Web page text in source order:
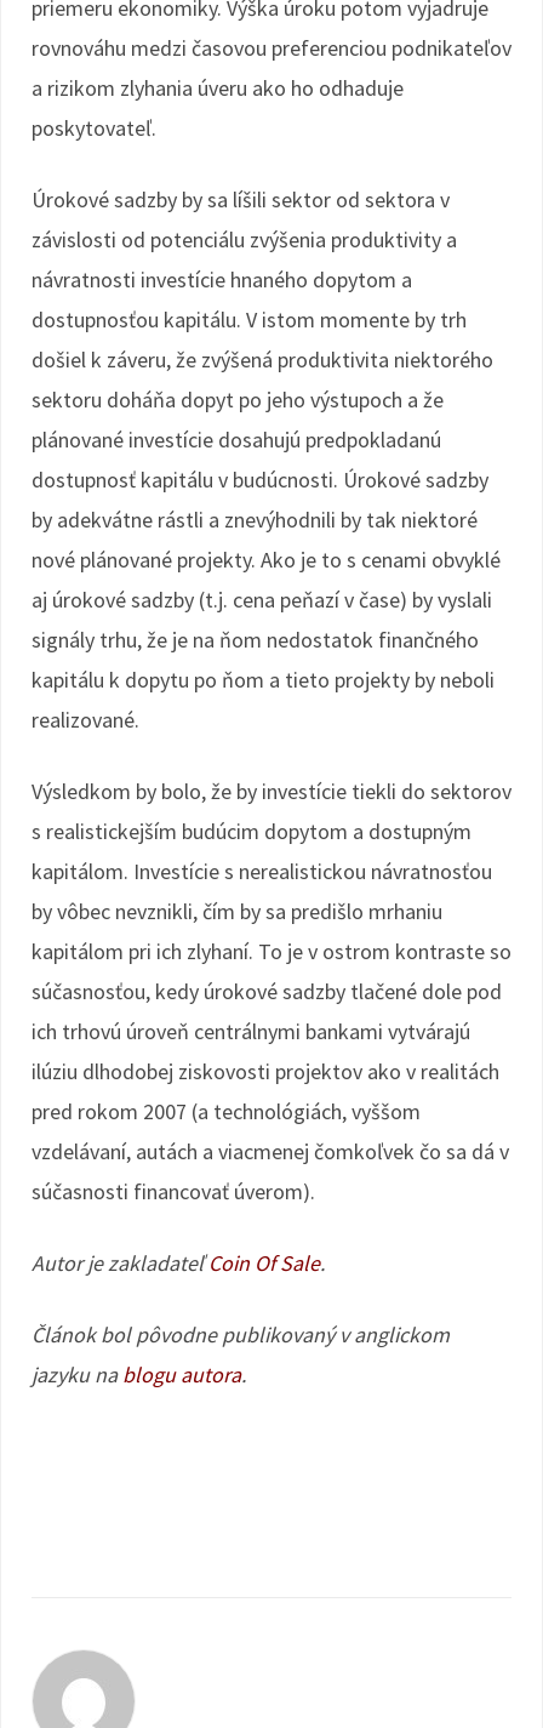
priemeru ekonomiky. Výška úroku potom vyjadruje
rovnováhu medzi časovou preferenciou podnikateľov
a rizikom zlyhania úveru ako ho odhaduje
poskytovateľ.
Úrokové sadzby by sa líšili sektor od sektora v
závislosti od potenciálu zvýšenia produktivity a
návratnosti investície hnaného dopytom a
dostupnosťou kapitálu. V istom momente by trh
došiel k záveru, že zvýšená produktivita niektorého
sektoru doháňa dopyt po jeho výstupoch a že
plánované investície dosahujú predpokladanú
dostupnosť kapitálu v budúcnosti. Úrokové sadzby
by adekvátne rástli a znevýhodnili by tak niektoré
nové plánované projekty. Ako je to s cenami obvyklé
aj úrokové sadzby (t.j. cena peňazí v čase) by vyslali
signály trhu, že je na ňom nedostatok finančného
kapitálu k dopytu po ňom a tieto projekty by neboli
realizované.
Výsledkom by bolo, že by investície tiekli do sektorov
s realistickejším budúcim dopytom a dostupným
kapitálom. Investície s nerealistickou návratnosťou
by vôbec nevznikli, čím by sa predišlo mrhaniu
kapitálom pri ich zlyhaní. To je v ostrom kontraste so
súčasnosťou, kedy úrokové sadzby tlačené dole pod
ich trhovú úroveň centrálnymi bankami vytvárajú
ilúziu dlhodobej ziskovosti projektov ako v realitách
pred rokom 2007 (a technológiách, vyššom
vzdelávaní, autách a viacmenej čomkoľvek čo sa dá v
súčasnosti financovať úverom).
Autor je zakladateľCoin Of Sale.
Článok bol pôvodne publikovaný v anglickom
jazyku nablogu autora.